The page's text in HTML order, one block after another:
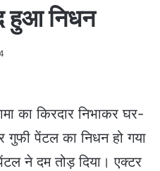
हुआ निधन
का किरदार निभाकर घर-
गुफी पेंटल का निधन हो गया
ने दम तोड़ दिया। एक्टर